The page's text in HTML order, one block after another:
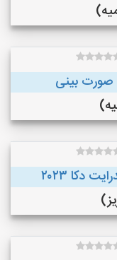
صورت بینی
دکا ۲۰۲۳